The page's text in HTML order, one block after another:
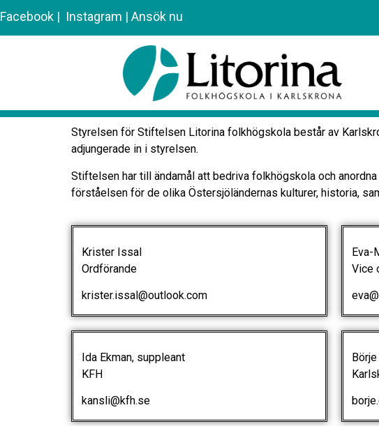
Facebook | Instagram | Ansök nu
Styrelsen för Stiftelsen Litorina folkhögskola består av
adjungerade in i styrelsen.
Stiftelsen har till ändamål att bedriva folkhögskola och
förståelsen för de olika Östersjöländernas kulturer, historia,
Krister Issal
Ordförande
krister.issal@outlook.com
Eva-
Vice
Ida Ekman, suppleant
KFH
kansli@kfh.se
Börje